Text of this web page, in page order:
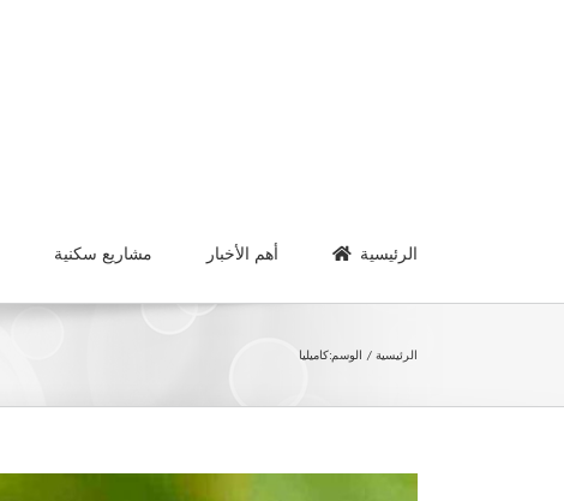
الرئيسية أهم الأخبار مشاريع سكنية
الرئيسية الوسم:كاميليا